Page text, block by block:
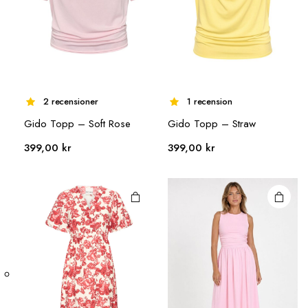
2 recensioner
Gido Topp – Soft Rose
399,00 kr
1 recension
Gido Topp – Straw
399,00 kr
Den här
De olika
alternativen
kan väljas på
produktsidan
Den här
varianter.
De olika
alternativen
kan väljas på
produktsidan